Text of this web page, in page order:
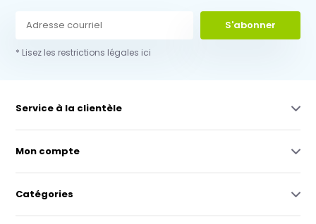
S'abonner
* Lisez les restrictions légales ici
Service à la clientèle
Mon compte
Catégories